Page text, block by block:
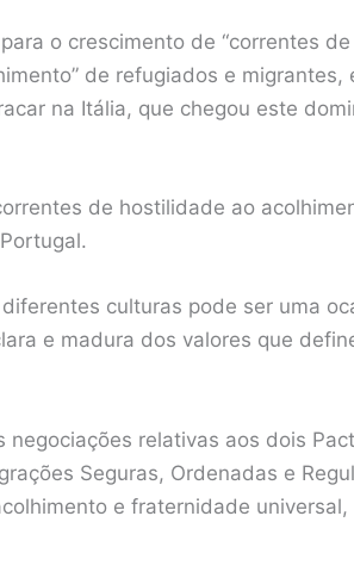
o crescimento de “correntes
de refugiados e migrantes,
na Itália, que chegou este
de hostilidade ao
culturas pode ser uma
e madura dos valores que
relativas aos dois
Seguras, Ordenadas e
e fraternidade